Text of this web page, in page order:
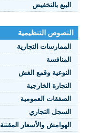
البيع بالتخفيض
النصوص التنظيمية
الممارسات التجارية
المنافسة
النوعية وقمع الغش
التجارة الخارجية
الصفقات العمومية
السجل التجاري
الهوامش والأسعار المقننة